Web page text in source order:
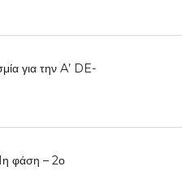
για την A’ DE-
φάση – 2ο